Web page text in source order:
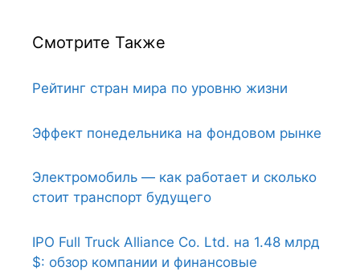
Смотрите Также
Рейтинг стран мира по уровню жизни
Эффект понедельника на фондовом рынке
Электромобиль — как работает и сколько
стоит транспорт будущего
IPO Full Truck Alliance Co. Ltd. на 1.48 млрд
$: обзор компании и финансовые